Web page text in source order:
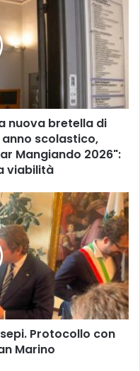
nuova bretella di
scolastico,
Mangiando 2026":
viabilità
Protocollo con
Marino